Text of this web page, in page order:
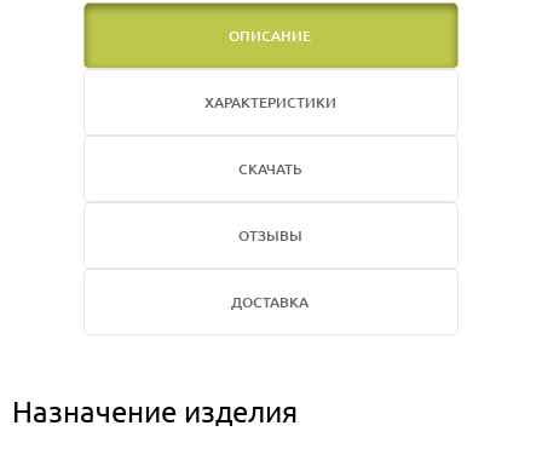
ОПИСАНИЕ
ХАРАКТЕРИСТИКИ
СКАЧАТЬ
ОТЗЫВЫ
ДОСТАВКА
Назначение изделия